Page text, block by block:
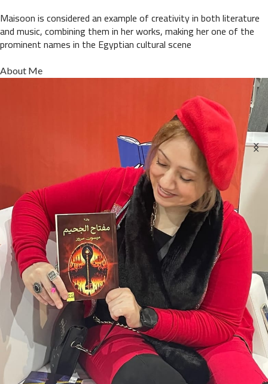
Maisoon is considered an example of creativity in both literature
and music, combining them in her works, making her one of the
prominent names in the Egyptian cultural scene
About Me